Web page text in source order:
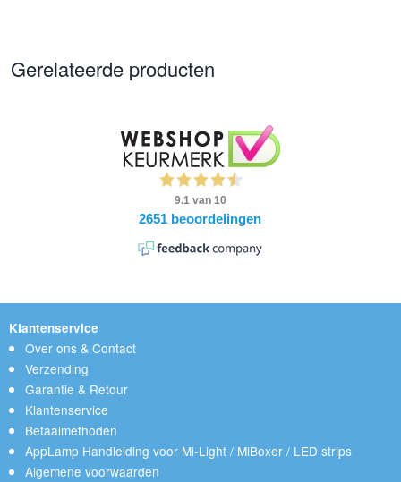
Gerelateerde producten
Klantenservice
Over ons & Contact
Verzending
Garantie & Retour
Klantenservice
Betaalmethoden
AppLamp Handleiding voor Mi-Light / MiBoxer / LED strips
Algemene voorwaarden